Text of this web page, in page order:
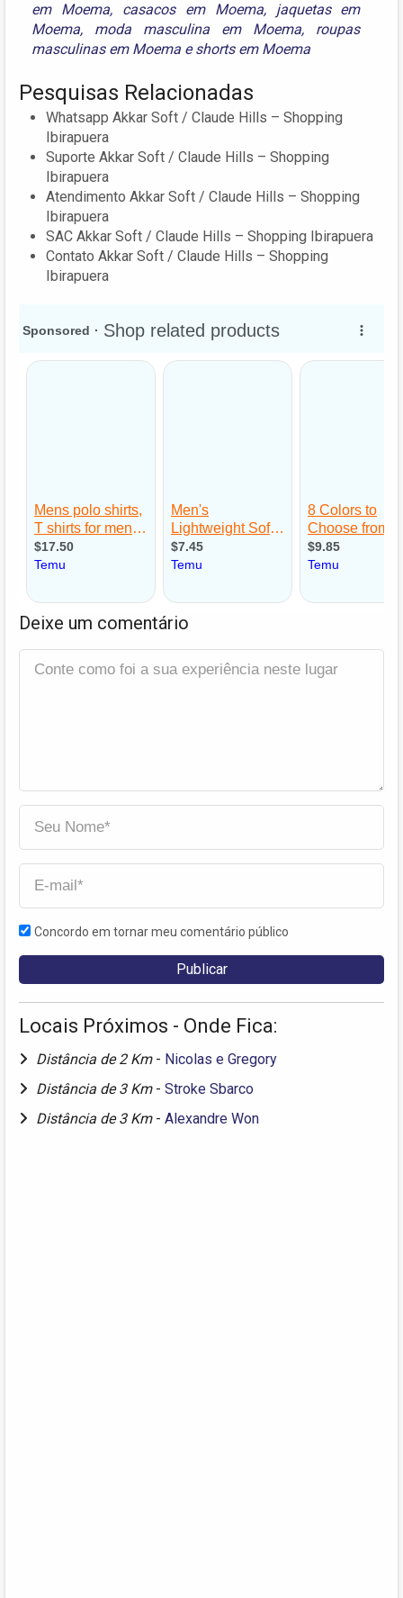
em Moema, casacos em Moema, jaquetas em
Moema, moda masculina em Moema, roupas
masculinas em Moema eshorts em Moema
Pesquisas Relacionadas
Whatsapp Akkar Soft / Claude Hills – Shopping
Ibirapuera
Suporte Akkar Soft / Claude Hills – Shopping
Ibirapuera
Atendimento Akkar Soft / Claude Hills – Shopping
Ibirapuera
SAC Akkar Soft / Claude Hills – Shopping Ibirapuera
Contato Akkar Soft / Claude Hills – Shopping
Ibirapuera
Deixe um comentário
Concordo em tornar meu comentário público
Locais Próximos - Onde Fica:
Distância de 2 Km - Nicolas e Gregory
Distância de 3 Km - Stroke Sbarco
Distância de 3 Km - Alexandre Won